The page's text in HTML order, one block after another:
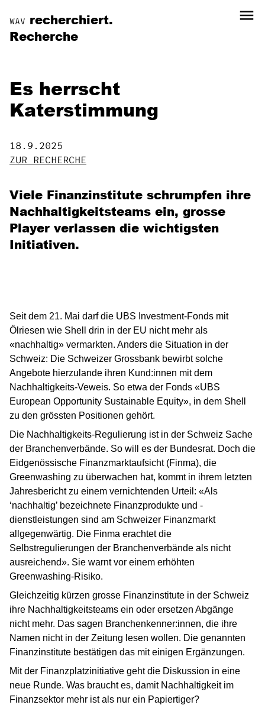
WAV recherchiert. menu
Recherche
Es herrscht
Katerstimmung
18.9.2025
ZUR RECHERCHE
Viele Finanzinstitute schrumpfen ihre
Nachhaltigkeitsteams ein, grosse
Player verlassen die wichtigsten
Initiativen.
Seit dem 21. Mai darf die UBS Investment-Fonds mit
Ölriesen wie Shell drin in der EU nicht mehr als
«nachhaltig» vermarkten. Anders die Situation in der
Schweiz: Die Schweizer Grossbank bewirbt solche
Angebote hierzulande ihren Kund:innen mit dem
Nachhaltigkeits-Veweis. So etwa der Fonds «UBS
European Opportunity Sustainable Equity», in dem Shell
zu den grössten Positionen gehört.
Die Nachhaltigkeits-Regulierung ist in der Schweiz Sache
der Branchenverbände. So will es der Bundesrat. Doch die
Eidgenössische Finanzmarktaufsicht (Finma), die
Greenwashing zu überwachen hat, kommt in ihrem letzten
Jahresbericht zu einem vernichtenden Urteil: «Als
‘nachhaltig’ bezeichnete Finanzprodukte und -
dienstleistungen sind am Schweizer Finanzmarkt
allgegenwärtig. Die Finma erachtet die
Selbstregulierungen der Branchenverbände als nicht
ausreichend». Sie warnt vor einem erhöhten
Greenwashing-Risiko.
Gleichzeitig kürzen grosse Finanzinstitute in der Schweiz
ihre Nachhaltigkeitsteams ein oder ersetzen Abgänge
nicht mehr. Das sagen Branchenkenner:innen, die ihre
Namen nicht in der Zeitung lesen wollen. Die genannten
Finanzinstitute bestätigen das mit einigen Ergänzungen.
Mit der Finanzplatzinitiative geht die Diskussion in eine
neue Runde. Was braucht es, damit Nachhaltigkeit im
Finanzsektor mehr ist als nur ein Papiertiger?